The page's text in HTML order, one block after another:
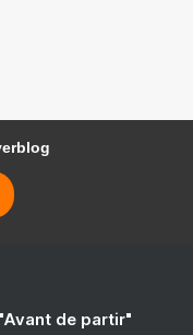
de partir"